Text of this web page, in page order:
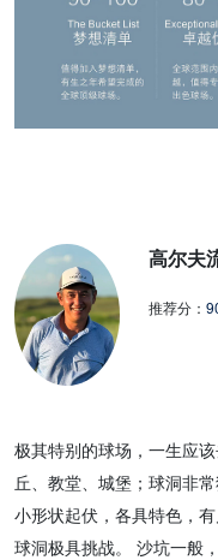
极其特别的球场，一生应
丘、教堂、城堡；球洞非
小形状起伏，各具特色，
球洞极具挑战。 沙坑一般
高尔夫
推荐分：